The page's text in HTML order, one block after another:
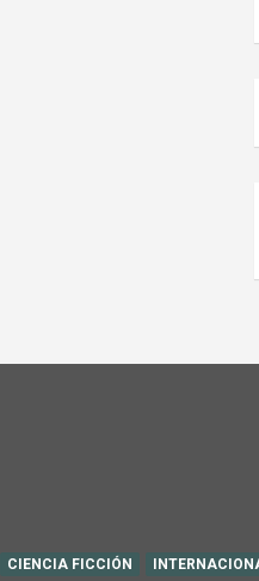
CIENCIA FICCIÓN